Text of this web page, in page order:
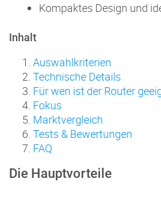
Kompaktes Design und
Inhalt
Auswahlkriterien
Technische Details
Für wen ist der Router
Fokus
Marktvergleich
Tests & Bewertungen
FAQ
Die Hauptvorteile